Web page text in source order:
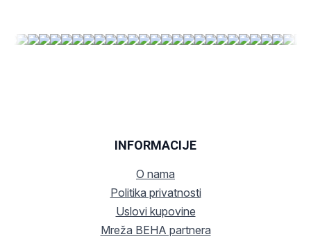
INFORMACIJE
O nama
Politika privatnosti
Uslovi kupovine
Mreža BEHA partnera